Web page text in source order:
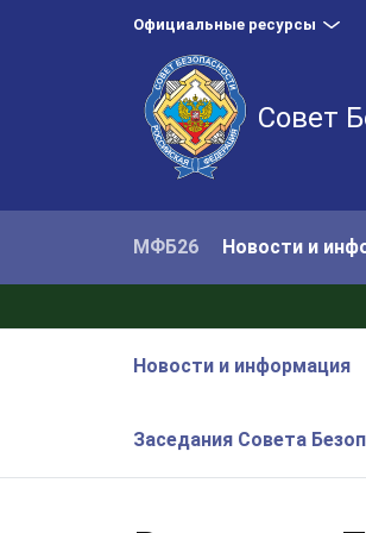
Официальные ресурсы
Совет
МФБ26 Новости и
Новости и информация
Заседания Совета